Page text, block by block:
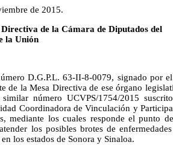
de 2015.
de la Cámara de Diputados del
la Unión
D.G.P.L. 63-II-8-0079, signado por
de la Mesa Directiva de ese órgano
similar número UCVPS/1754/2015
Coordinadora de Vinculación y
mediante los cuales responde el punto
los posibles brotes de
los estados de Sonora y Sinaloa.